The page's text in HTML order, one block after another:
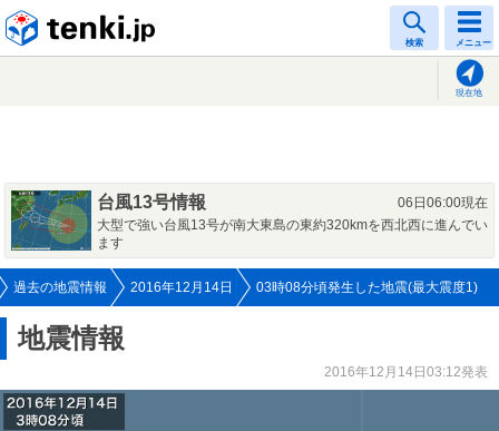
検索 メニュー
現在地
台風13号情報
06日06:00現在
大型で強い台風13号が南大東島の東約320kmを西北西に進んでい
ます
過去の地震情報 2016年12月14日 03時08分頃発生した地震(最大震度1)
地震情報
2016年12月14日03:12発表